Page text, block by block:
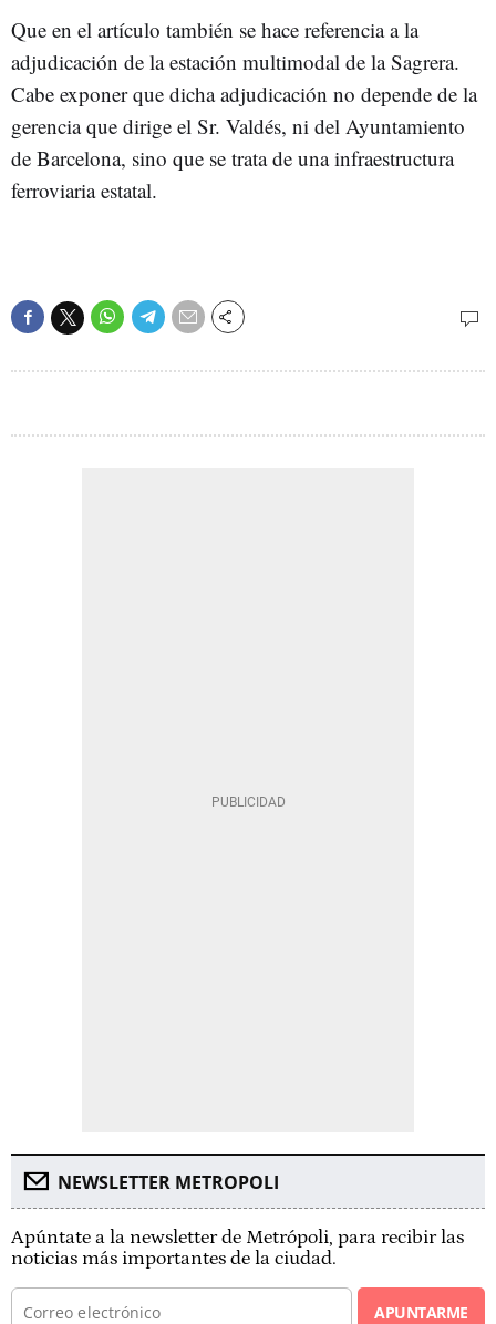
Que en el artículo también se hace referencia a la
adjudicación de la estación multimodal de la Sagrera.
Cabe exponer que dicha adjudicación no depende de la
gerencia que dirige el Sr. Valdés, ni del Ayuntamiento
de Barcelona, sino que se trata de una infraestructura
ferroviaria estatal.
NEWSLETTER METROPOLI
Apúntate a la newsletter de Metrópoli, para recibir las
noticias más importantes de la ciudad.
APUNTARME